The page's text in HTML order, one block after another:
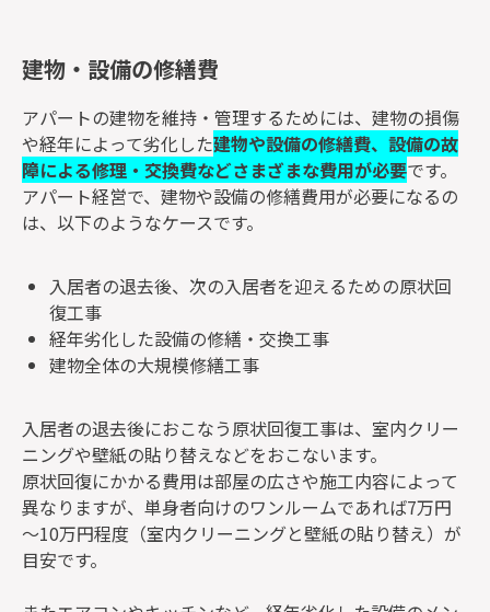
建物・設備の修繕費
アパートの建物を維持・管理するためには、建物の損傷
や経年によって劣化した建物や設備の修繕費、設備の故
障による修理・交換費などさまざまな費用が必要です。
アパート経営で、建物や設備の修繕費用が必要になるの
は、以下のようなケースです。
入居者の退去後、次の入居者を迎えるための原状回
復工事
経年劣化した設備の修繕・交換工事
建物全体の大規模修繕工事
入居者の退去後におこなう原状回復工事は、室内クリー
ニングや壁紙の貼り替えなどをおこないます。
原状回復にかかる費用は部屋の広さや施工内容によって
異なりますが、単身者向けのワンルームであれば7万円
～10万円程度（室内クリーニングと壁紙の貼り替え）が
目安です。